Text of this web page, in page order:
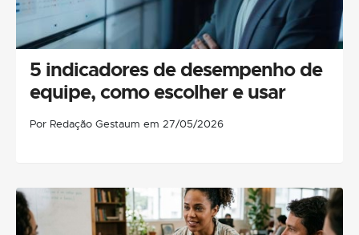
5 indicadores de desempenho de
equipe, como escolher e usar
Por Redação Gestaum em 27/05/2026